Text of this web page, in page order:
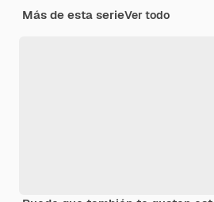
Más de esta serieVer todo